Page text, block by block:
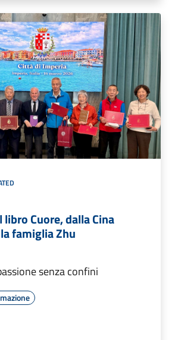
Cuore, dalla Cina
famiglia Zhu
senza confini